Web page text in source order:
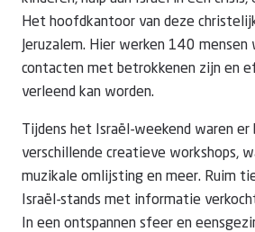
Het hoofdkantoor van deze
Jeruzalem. Hier werken 140 mensen
contacten met betrokkenen zijn en
verleend kan worden.
Tijdens het Israël-weekend waren er
verschillende creatieve workshops,
muzikale omlijsting en meer. Ruim
Israël-stands met informatie
In een ontspannen sfeer en